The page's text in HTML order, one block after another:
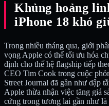
Khủng hoảng
iPhone 18 khó
Trong nhiều tháng qua, giới
vọng Apple có thể tối ưu hóa
định cho thế hệ flagship tiếp
CEO Tim Cook trong cuộc
Street Journal đã gần như dập
Apple thừa nhận việc tăng giá
cứng trong tương lai gần như